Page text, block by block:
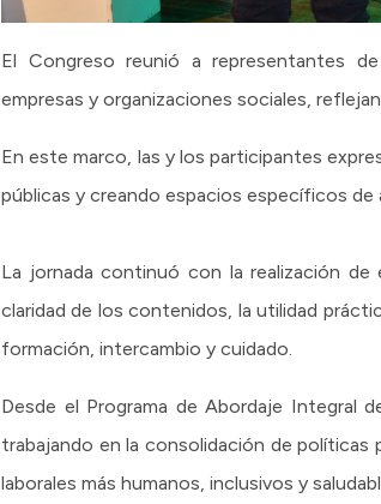
El Congreso reunió a representantes
empresas y organizaciones sociales,
En este marco, las y los participantes
públicas y creando espacios específicos de
La jornada continuó con la realización
claridad de los contenidos, la utilidad
formación, intercambio y cuidado.
Desde el Programa de Abordaje Integral
trabajando en la consolidación de
laborales más humanos, inclusivos y